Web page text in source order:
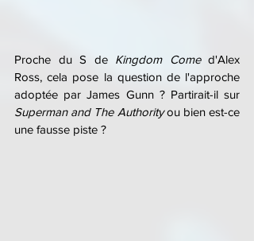
Proche du S de Kingdom Come d'Alex
Ross, cela pose la question de l'approche
Superman and The Authority ou bien est-ce
une fausse piste ?